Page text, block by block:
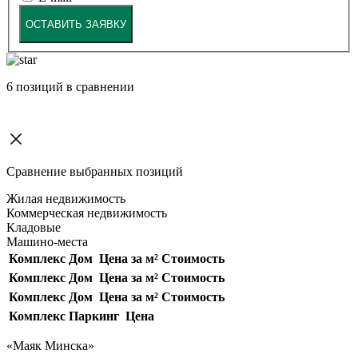
ОСТАВИТЬ ЗАЯВКУ
6 позиций в сравнении
Сравнение выбранных позиций
Жилая недвижимость
Коммерческая недвижимость
Кладовые
Машино-места
Комплекс Дом Цена за м² Стоимость
Комплекс Дом Цена за м² Стоимость
Комплекс Дом Цена за м² Стоимость
Комплекс Паркинг Цена
«Маяк Минска»